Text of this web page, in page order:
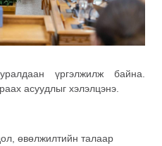
үргэлжилж байна.
асуудлыг хэлэлцэнэ.
өвөлжилтийн талаар